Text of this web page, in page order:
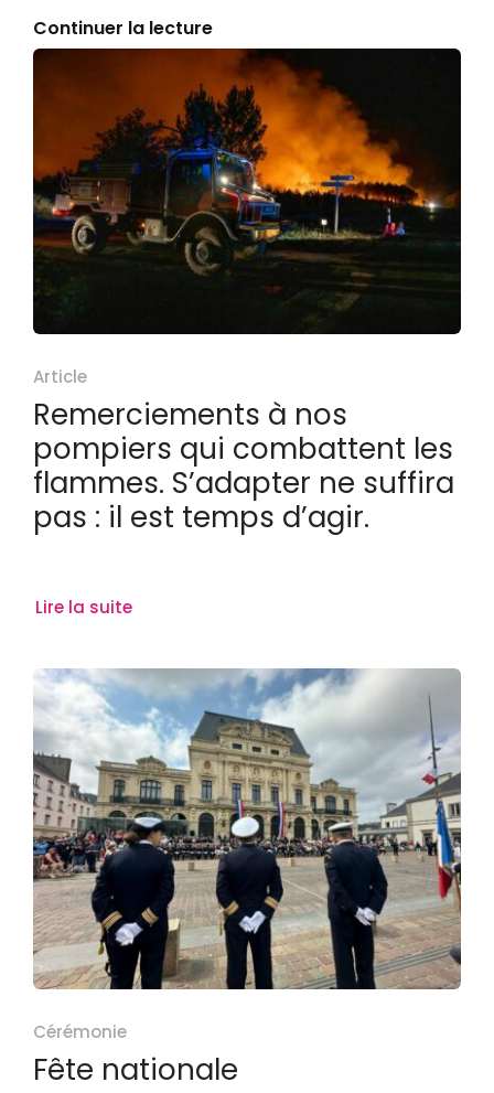
Continuer la lecture
Article
Remerciements à nos
pompiers qui combattent les
flammes. S’adapter ne suffira
pas : il est temps d’agir.
Lire la suite
Cérémonie
Fête nationale